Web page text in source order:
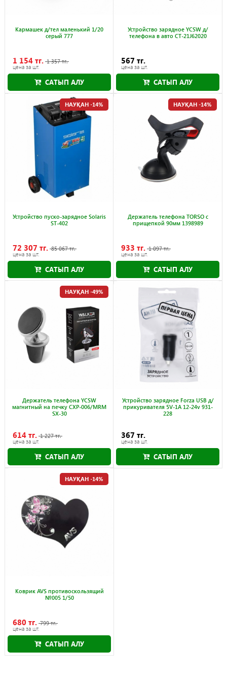
Кармашек д/тел маленький 1/20
серый 777
1 154 тг. 1 357 тг.
цена за шт.
Науқан 30.09.2026
САТЫП АЛУ
Устройство зарядное YCSW д/
телефона в авто CT-21J62020
567 тг.
цена за шт.
САТЫП АЛУ
Устройство пуско-зарядное Solaris
ST-402
72 307 тг. 85 067 тг.
цена за шт.
Науқан 30.09.2026
НАУҚАН -14%
САТЫП АЛУ
Держатель телефона TORSO с
прищепкой 90мм 1398989
933 тг. 1 097 тг.
цена за шт.
Науқан 30.09.2026
НАУҚАН -14%
САТЫП АЛУ
Держатель телефона YCSW
магнитный на печку CXP-006/MRM
SX-30
614 тг. 1 227 тг.
цена за шт.
Науқан 30.09.2026
НАУҚАН -49%
САТЫП АЛУ
Устройство зарядное Forza USB д/
прикуривателя 5V-1A 12-24v 931-
228
367 тг.
цена за шт.
САТЫП АЛУ
Коврик AVS противоскользящий
№005 1/50
680 тг. 799 тг.
цена за шт.
Науқан 30.09.2026
НАУҚАН -14%
САТЫП АЛУ